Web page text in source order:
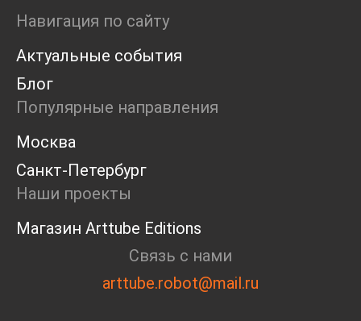
Навигация по сайту
Актуальные события
Блог
Популярные направления
Москва
Санкт-Петербург
Наши проекты
Магазин Arttube Editions
Связь с нами
arttube.robot@mail.ru